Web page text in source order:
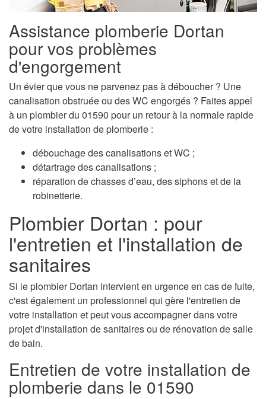
Assistance plomberie Dortan
pour vos problèmes
d'engorgement
Un évier que vous ne parvenez pas à déboucher ? Une
canalisation obstruée ou des WC engorgés ? Faites appel
à un plombier du 01590 pour un retour à la normale rapide
de votre installation de plomberie :
débouchage des canalisations et WC ;
détartrage des canalisations ;
réparation de chasses d’eau, des siphons et de la
robinetterie.
Plombier Dortan : pour
l'entretien et l'installation de
sanitaires
Si le plombier Dortan intervient en urgence en cas de fuite,
c'est également un professionnel qui gère l'entretien de
votre installation et peut vous accompagner dans votre
projet d'installation de sanitaires ou de rénovation de salle
de bain.
Entretien de votre installation de
plomberie dans le 01590